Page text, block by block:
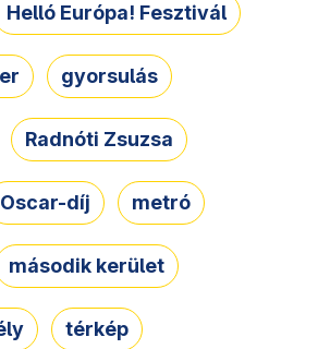
Helló Európa! Fesztivál
gyorsulás
Radnóti Zsuzsa
Oscar-díj metró
második kerület
térkép